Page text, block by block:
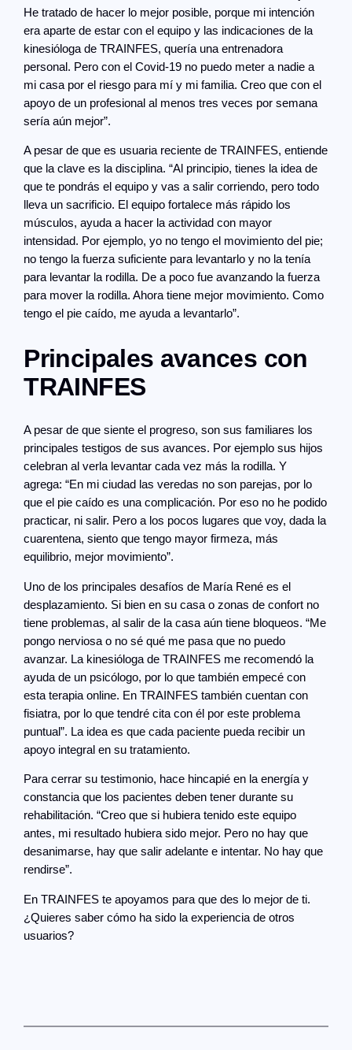
He tratado de hacer lo mejor posible, porque mi intención
era aparte de estar con el equipo y las indicaciones de la
kinesióloga de TRAINFES, quería una entrenadora
personal. Pero con el Covid-19 no puedo meter a nadie a
mi casa por el riesgo para mí y mi familia. Creo que con el
apoyo de un profesional al menos tres veces por semana
sería aún mejor”.
A pesar de que es usuaria reciente de TRAINFES, entiende
que la clave es la disciplina. “Al principio, tienes la idea de
que te pondrás el equipo y vas a salir corriendo, pero todo
lleva un sacrificio. El equipo fortalece más rápido los
músculos, ayuda a hacer la actividad con mayor
intensidad. Por ejemplo, yo no tengo el movimiento del pie;
no tengo la fuerza suficiente para levantarlo y no la tenía
para levantar la rodilla. De a poco fue avanzando la fuerza
para mover la rodilla. Ahora tiene mejor movimiento. Como
tengo el pie caído, me ayuda a levantarlo”.
Principales avances con
TRAINFES
A pesar de que siente el progreso, son sus familiares los
principales testigos de sus avances. Por ejemplo sus hijos
celebran al verla levantar cada vez más la rodilla. Y
agrega: “En mi ciudad las veredas no son parejas, por lo
que el pie caído es una complicación. Por eso no he podido
practicar, ni salir. Pero a los pocos lugares que voy, dada la
cuarentena, siento que tengo mayor firmeza, más
equilibrio, mejor movimiento”.
Uno de los principales desafíos de María René es el
desplazamiento. Si bien en su casa o zonas de confort no
tiene problemas, al salir de la casa aún tiene bloqueos. “Me
pongo nerviosa o no sé qué me pasa que no puedo
avanzar. La kinesióloga de TRAINFES me recomendó la
ayuda de un psicólogo, por lo que también empecé con
esta terapia online. En TRAINFES también cuentan con
fisiatra, por lo que tendré cita con él por este problema
puntual”. La idea es que cada paciente pueda recibir un
apoyo integral en su tratamiento.
Para cerrar su testimonio, hace hincapié en la energía y
constancia que los pacientes deben tener durante su
rehabilitación. “Creo que si hubiera tenido este equipo
antes, mi resultado hubiera sido mejor. Pero no hay que
desanimarse, hay que salir adelante e intentar. No hay que
rendirse”.
En TRAINFES te apoyamos para que des lo mejor de ti.
¿Quieres saber cómo ha sido la experiencia de otros
usuarios?